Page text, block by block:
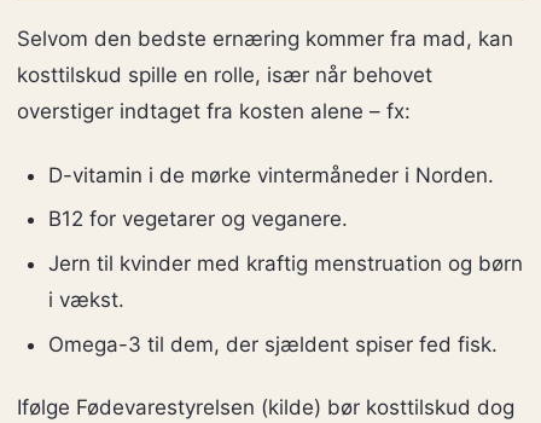
Selvom den bedste ernæring kommer fra mad, kan
kosttilskud spille en rolle, især når behovet
overstiger indtaget fra kosten alene – fx:
D-vitamin i de mørke vintermåneder i Norden.
B12 for vegetarer og veganere.
Jern til kvinder med kraftig menstruation og børn
i vækst.
Omega-3 til dem, der sjældent spiser fed fisk.
Ifølge Fødevarestyrelsen (kilde) bør kosttilskud dog